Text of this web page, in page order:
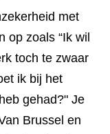
met
op zoals “Ik wil
toch te zwaar
ik bij het
gehad?" Je
Brussel en